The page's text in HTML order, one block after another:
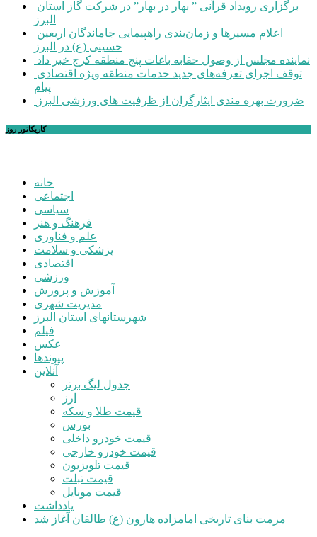
البرز
حسینی (ع) در البرز
نماینده مجلس از وصول حقابه باغات پنج منطقه کرج خبر داد
پیام
ضرورت بهره مندی ایثارگران از ظرفیت های ورزشی البرز
کاریکاتور روز
خانه
اجتماعی
سیاسی
فرهنگ و هنر
علم و فناوری
پزشکی و سلامت
اقتصادی
ورزشی
آموزش و پرورش
مدیریت شهری
شهرستانهای استان البرز
فیلم
عکس
پیوندها
آنلاین
جدول لیگ برتر
ارز
قیمت طلا و سکه
بورس
قیمت خودرو داخلی
قیمت خودرو خارجی
قیمت تلویزیون
قیمت تبلت
قیمت موبایل
یادداشت
مرمت بنای تاریخی امامزاده هارون (ع) طالقان آغاز شد